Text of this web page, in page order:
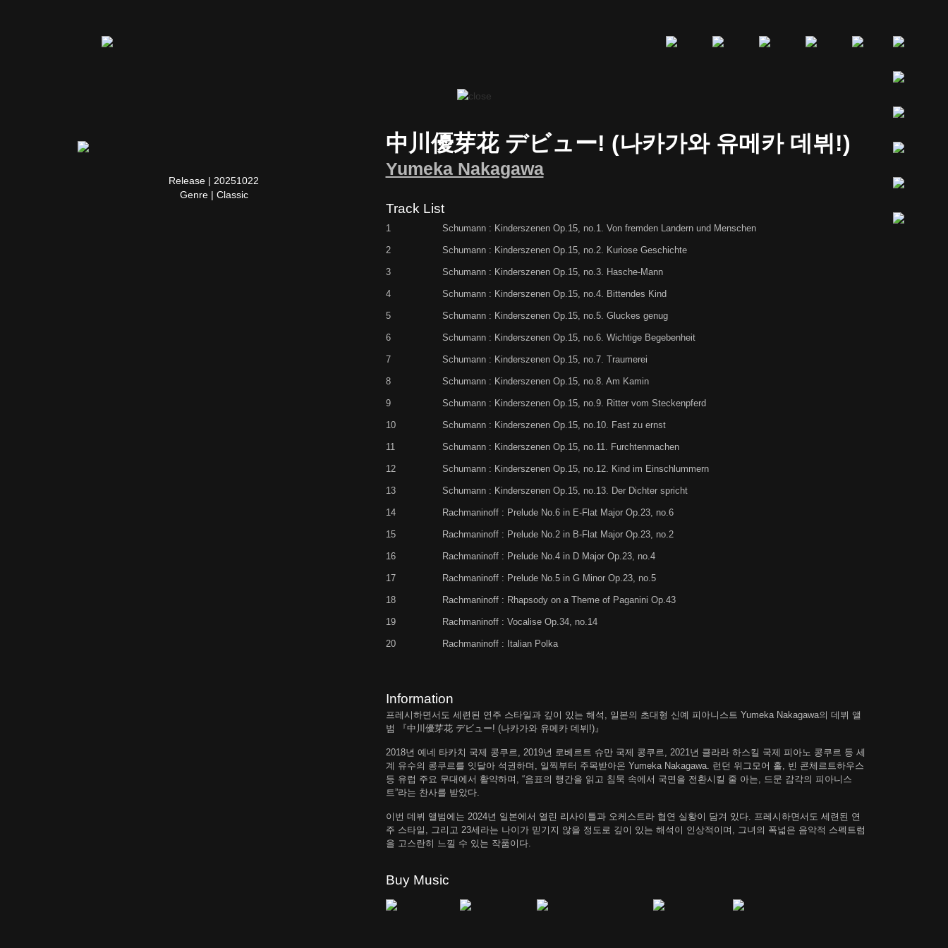
Release | 20251022
Genre | Classic
中川優芽花 デビュー! (나카가와 유메카 데뷔!)
Yumeka Nakagawa
Track List
1 Schumann : Kinderszenen Op.15, no.1. Von fremden Landern und Menschen
2 Schumann : Kinderszenen Op.15, no.2. Kuriose Geschichte
3 Schumann : Kinderszenen Op.15, no.3. Hasche-Mann
4 Schumann : Kinderszenen Op.15, no.4. Bittendes Kind
5 Schumann : Kinderszenen Op.15, no.5. Gluckes genug
6 Schumann : Kinderszenen Op.15, no.6. Wichtige Begebenheit
7 Schumann : Kinderszenen Op.15, no.7. Traumerei
8 Schumann : Kinderszenen Op.15, no.8. Am Kamin
9 Schumann : Kinderszenen Op.15, no.9. Ritter vom Steckenpferd
10 Schumann : Kinderszenen Op.15, no.10. Fast zu ernst
11 Schumann : Kinderszenen Op.15, no.11. Furchtenmachen
12 Schumann : Kinderszenen Op.15, no.12. Kind im Einschlummern
13 Schumann : Kinderszenen Op.15, no.13. Der Dichter spricht
14 Rachmaninoff : Prelude No.6 in E-Flat Major Op.23, no.6
15 Rachmaninoff : Prelude No.2 in B-Flat Major Op.23, no.2
16 Rachmaninoff : Prelude No.4 in D Major Op.23, no.4
17 Rachmaninoff : Prelude No.5 in G Minor Op.23, no.5
18 Rachmaninoff : Rhapsody on a Theme of Paganini Op.43
19 Rachmaninoff : Vocalise Op.34, no.14
20 Rachmaninoff : Italian Polka
Information
프레시하면서도 세련된 연주 스타일과 깊이 있는 해석, 일본의 초대형 신예 피아니스트 Yumeka Nakagawa의 데뷔 앨
범 『中川優芽花 デビュー! (나카가와 유메카 데뷔!)』
2018년 예네 타카치 국제 콩쿠르, 2019년 로베르트 슈만 국제 콩쿠르, 2021년 클라라 하스킬 국제 피아노 콩쿠르 등 세
계 유수의 콩쿠르를 잇달아 석권하며, 일찍부터 주목받아온 Yumeka Nakagawa. 런던 위그모어 홀, 빈 콘체르트하우스
등 유럽 주요 무대에서 활약하며, “음표의 행간을 읽고 침묵 속에서 국면을 전환시킬 줄 아는, 드문 감각의 피아니스
트”라는 찬사를 받았다.
이번 데뷔 앨범에는 2024년 일본에서 열린 리사이틀과 오케스트라 협연 실황이 담겨 있다. 프레시하면서도 세련된 연
주 스타일, 그리고 23세라는 나이가 믿기지 않을 정도로 깊이 있는 해석이 인상적이며, 그녀의 폭넓은 음악적 스펙트럼
을 고스란히 느낄 수 있는 작품이다.
Buy Music